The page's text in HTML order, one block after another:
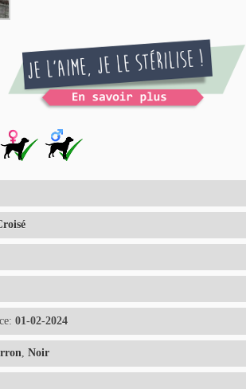
01-02-2024
,Noir